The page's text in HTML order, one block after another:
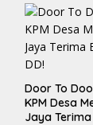
Door To
KPM Desa
Jaya Terima